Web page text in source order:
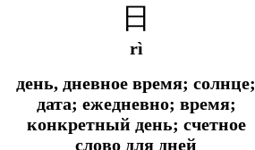
日
rì
день, дневное время; солнце;
дата; ежедневно; время;
конкретный день; счетное
слово для дней